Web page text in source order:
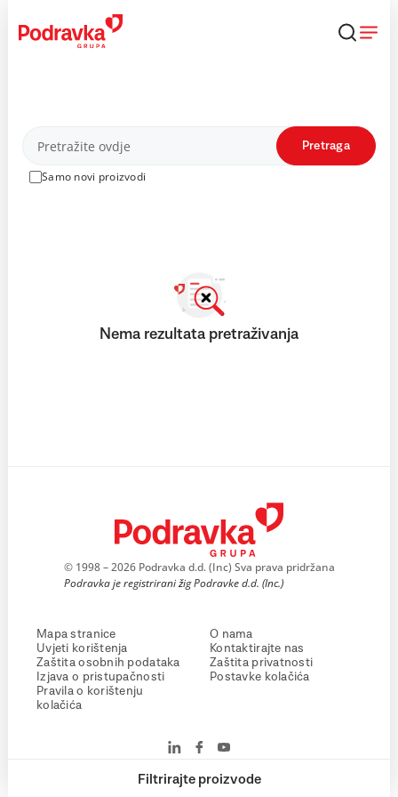
content
Proizvodi
Samo novi proizvodi
Pretraga
Filtrirajte proizvode
Nema rezultata pretraživanja
© 1998 – 2026 Podravka d.d. (Inc) Sva prava pridržana
Podravka je registrirani žig Podravke d.d. (Inc.)
Mapa stranice
Uvjeti korištenja
Zaštita osobnih podataka
Izjava o pristupačnosti
Pravila o korištenju
kolačića
O nama
Kontaktirajte nas
Zaštita privatnosti
Postavke kolačića